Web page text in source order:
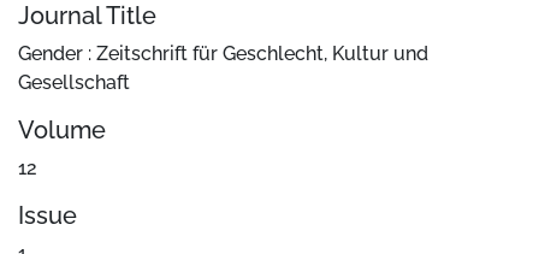
Journal Title
Gender : Zeitschrift für Geschlecht, Kultur und
Gesellschaft
Volume
12
Issue